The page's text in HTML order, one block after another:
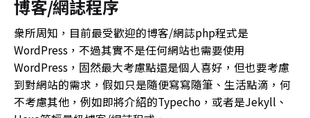
博客/網誌程序
衆所周知，目前最受歡迎的博客/網誌php程式是
WordPress，不過其實不是任何網站也需要使用
WordPress，固然最大考慮點還是個人喜好，但也要考慮
到對網站的需求，假如只是隨便寫寫隨筆、生活點滴，何
不考慮其他，例如即將介紹的Typecho，或者是Jekyll、